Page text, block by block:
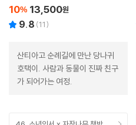
10% 13,500원
9.8 (11)
산티아고 순례길에 만난 당나귀
호택이. 사람과 동물이 진짜 친구
가 되어가는 여정.